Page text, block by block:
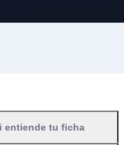
entiende tu ficha